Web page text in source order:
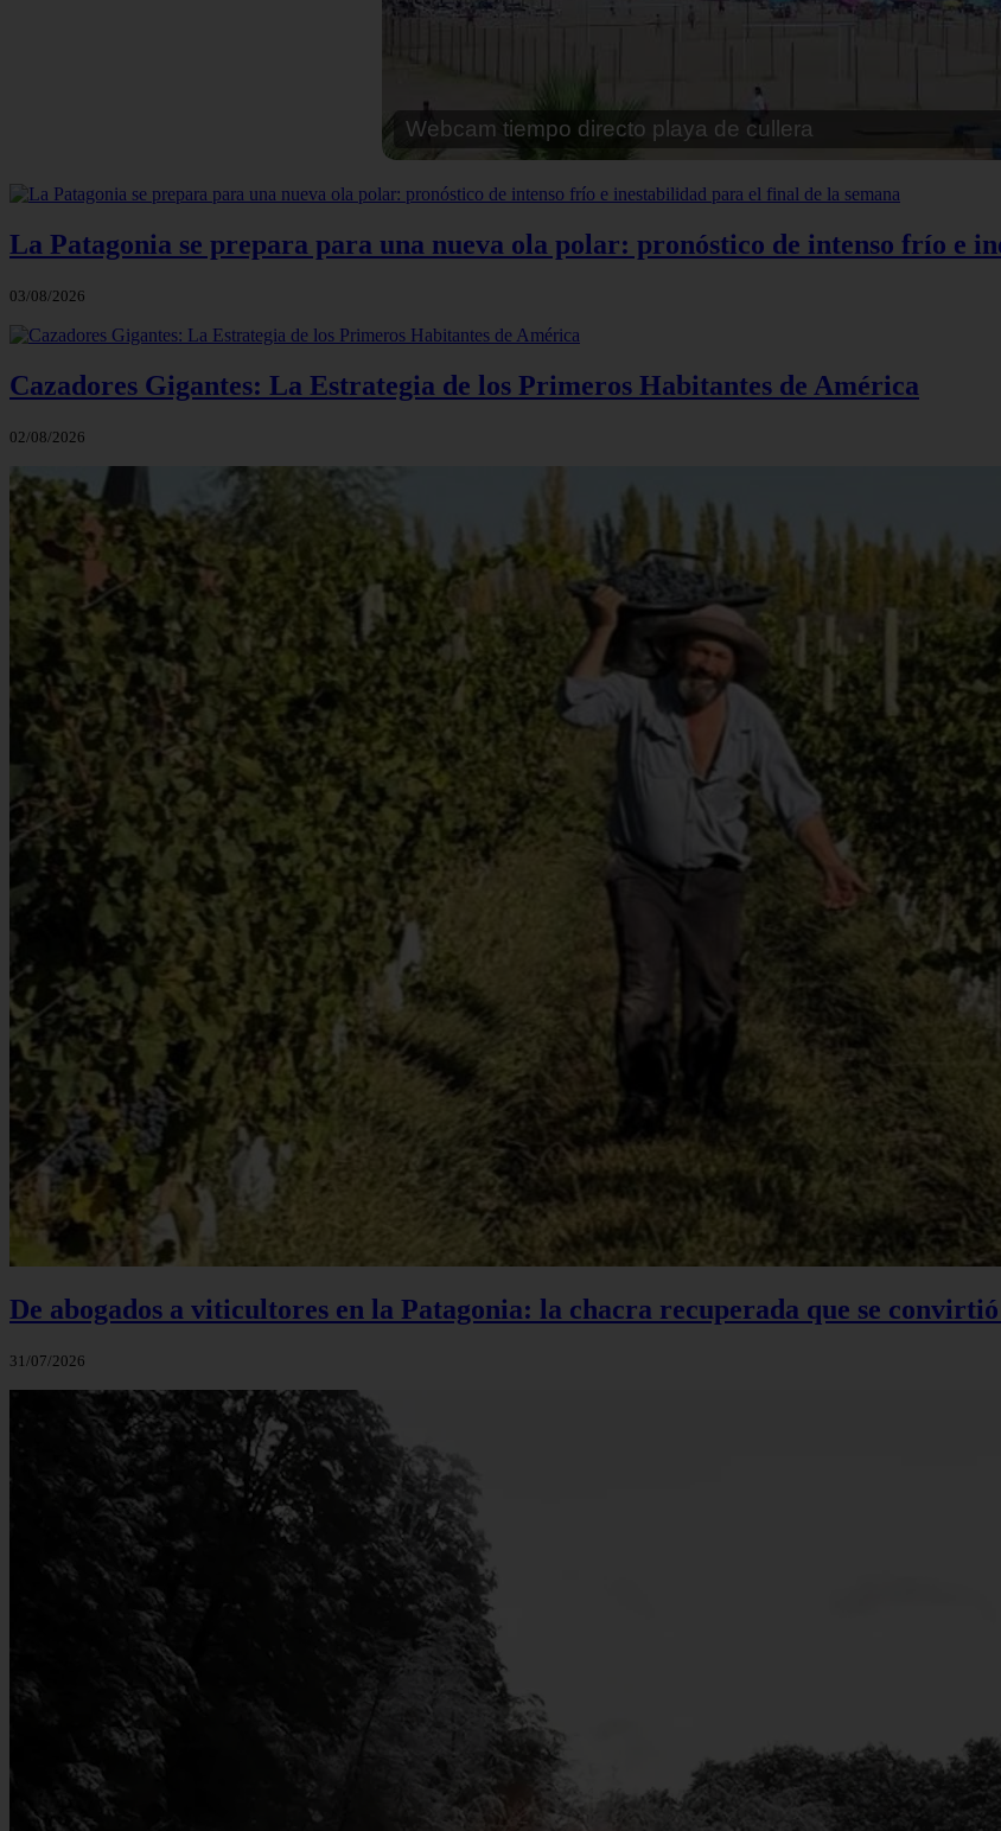
Webcam calpe playa fossa
La Patagonia se prepara para una nueva ola polar: pronóstico de intenso frío e
03/08/2026
Cazadores Gigantes: La Estrategia de los Primeros Habitantes de América
02/08/2026
De abogados a viticultores en la Patagonia: la chacra recuperada que se
31/07/2026